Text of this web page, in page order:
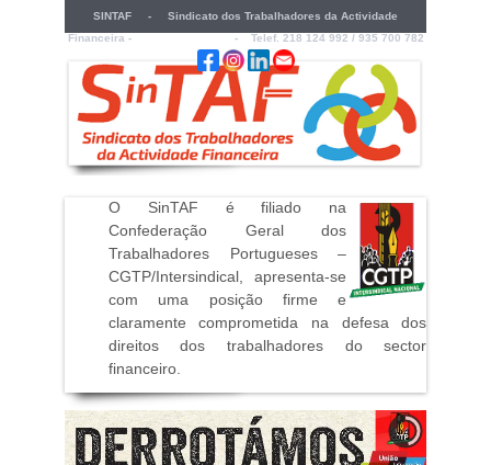
SINTAF - Sindicato dos Trabalhadores da Actividade
Financeira -
- Telef. 218 124 992 / 935 700 782
O SinTAF é filiado na
Confederação Geral dos
Trabalhadores Portugueses –
CGTP/Intersindical, apresenta-se
com uma posição firme e
claramente comprometida na defesa dos
direitos dos trabalhadores do sector
financeiro.